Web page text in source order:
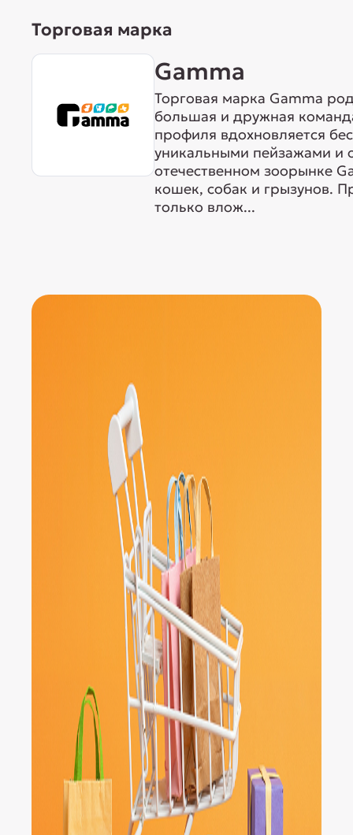
Торговая марка
Gamma
Торговая марка Gamma
большая и дружная
профиля вдохновляется
уникальными пейзажами и
отечественном зоорынке
кошек, собак и грызунов.
только влож...